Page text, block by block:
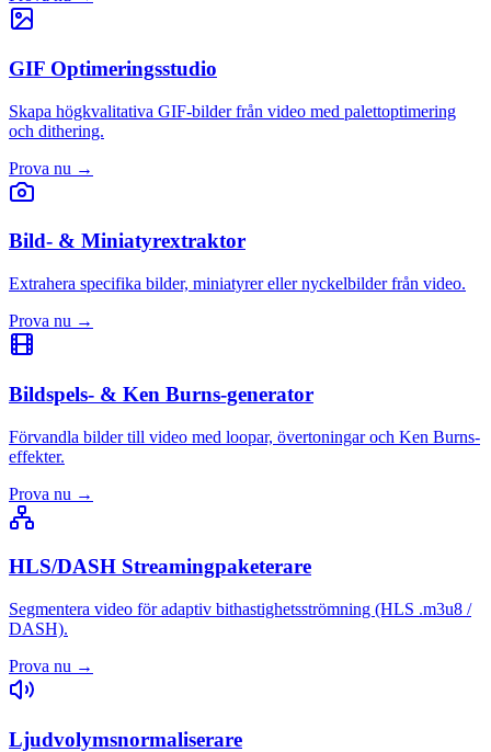
GIF Optimeringsstudio
Skapa högkvalitativa GIF-bilder från video med palettoptimering
och dithering.
Prova nu →
Bild- & Miniatyrextraktor
Extrahera specifika bilder, miniatyrer eller nyckelbilder från video.
Prova nu →
Bildspels- & Ken Burns-generator
Förvandla bilder till video med loopar, övertoningar och Ken Burns-
effekter.
Prova nu →
HLS/DASH Streamingpaketerare
Segmentera video för adaptiv bithastighetsströmning (HLS .m3u8 /
DASH).
Prova nu →
Ljudvolymsnormaliserare